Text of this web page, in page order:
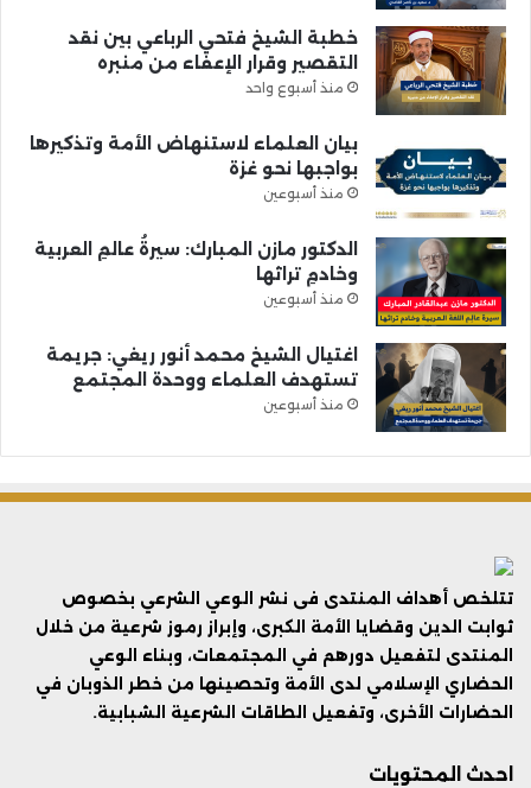
خطبة الشيخ فتحي الرباعي بين نقد
التقصير وقرار الإعفاء من منبره
منذ أسبوع واحد
بيان العلماء لاستنهاض الأمة وتذكيرها
بواجبها نحو غزة
منذ أسبوعين
الدكتور مازن المبارك: سيرةُ عالمِ العربية
وخادمِ تراثها
منذ أسبوعين
اغتيال الشيخ محمد أنور ريغي: جريمة
تستهدف العلماء ووحدة المجتمع
منذ أسبوعين
تتلخص أهداف المنتدى فى نشر الوعي الشرعي بخصوص
ثوابت الدين وقضايا الأمة الكبرى، وإبراز رموز شرعية من خلال
المنتدى لتفعيل دورهم في المجتمعات، وبناء الوعي
الحضاري الإسلامي لدى الأمة وتحصينها من خطر الذوبان في
الحضارات الأخرى، وتفعيل الطاقات الشرعية الشبابية.
احدث المحتويات